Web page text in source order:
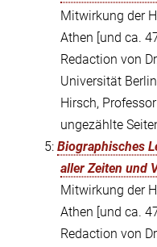
Mitwirkung der
Athen [und ca.
Redaction von
Universität
Hirsch,
ungezählte
5: Biographisches
aller Zeiten und
Mitwirkung der
Athen [und ca.
Redaction von